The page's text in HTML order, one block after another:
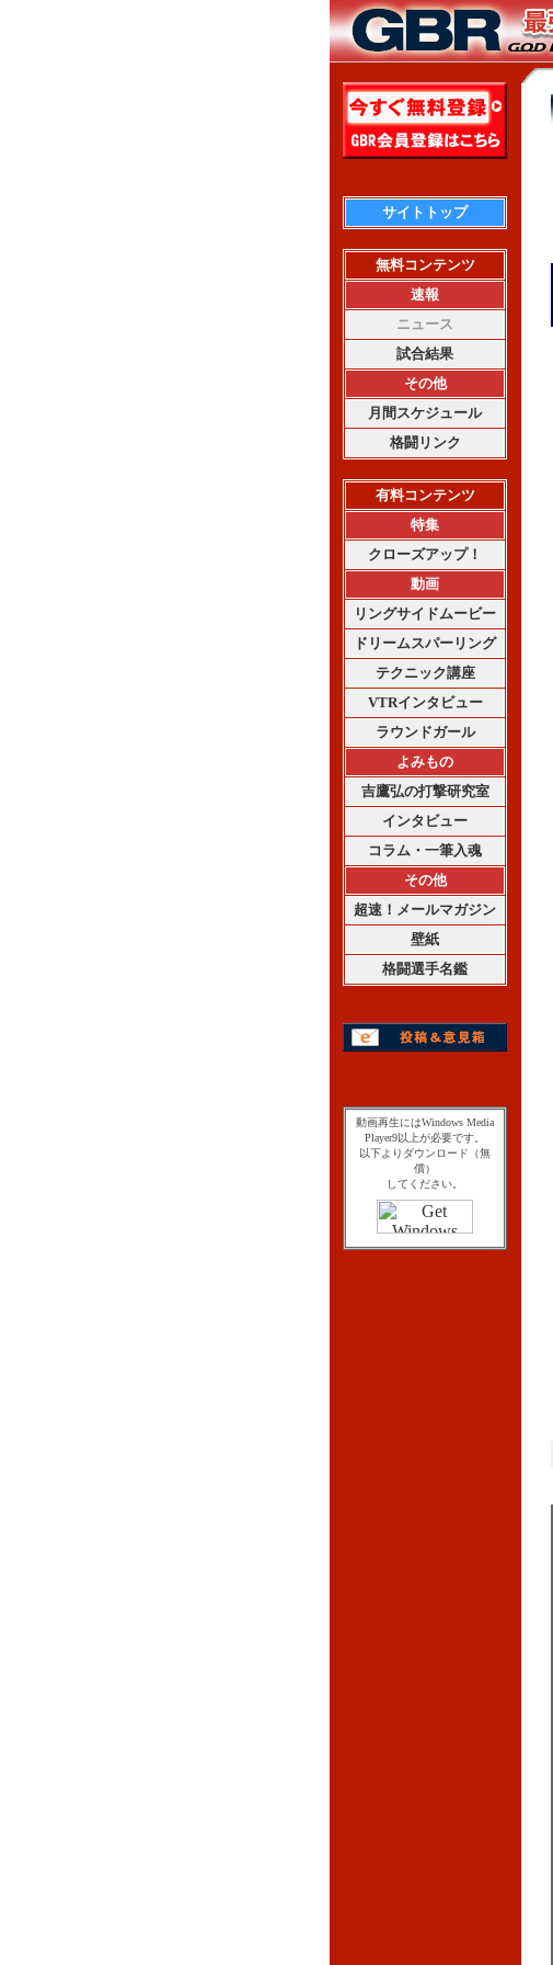
サイトトップ
無料コンテンツ
速報
ニュース
試合結果
その他
月間スケジュール
格闘リンク
有料コンテンツ
特集
クローズアップ！
動画
リングサイドムービー
ドリームスパーリング
テクニック講座
VTRインタビュー
ラウンドガール
よみもの
吉鷹弘の打撃研究室
インタビュー
コラム・一筆入魂
その他
超速！メールマガジン
壁紙
格闘選手名鑑
動画再生にはWindows Media
Player9以上が必要です。
以下よりダウンロード（無
償）
してください。